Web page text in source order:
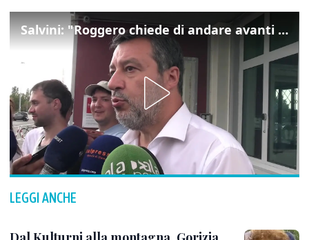
Salvini: "Roggero chiede di andare avanti su norma anti-risarcimenti"
LEGGI ANCHE